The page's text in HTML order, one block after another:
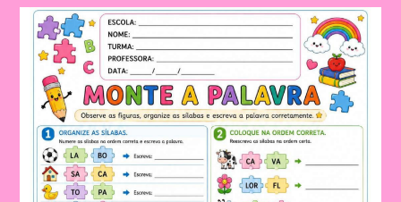
SÍLABAS
PARA
TRABALHAR
DE
FORMA
LÚDICA
NA
EDUCAÇÃO
INFANTIL